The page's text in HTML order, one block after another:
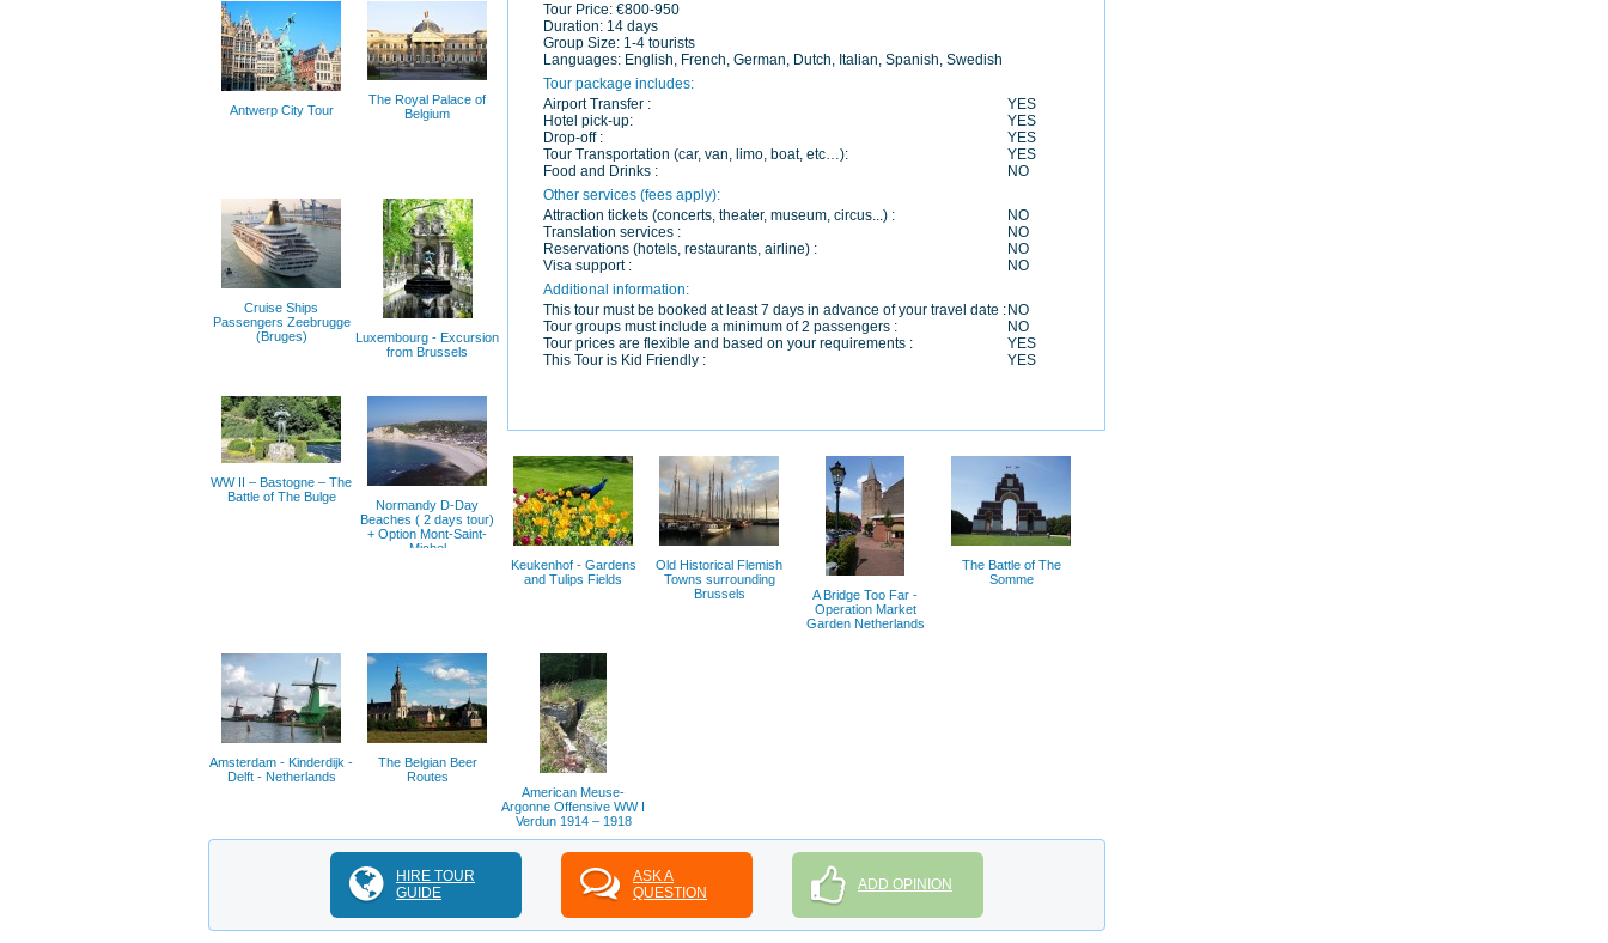
Tour Price: €800-950
Duration: 14 days
Group Size: 1-4 tourists
Languages: English, French, German, Dutch, Italian, Spanish, Swedish
Tour package includes:
Airport Transfer :
YES
Hotel pick-up:
YES
Drop-off :
YES
Tour Transportation (car, van, limo, boat, etc…):
YES
Food and Drinks :
NO
Other services (fees apply):
Attraction tickets (concerts, theater, museum, circus...) :
NO
Translation services :
NO
Reservations (hotels, restaurants, airline) :
NO
Visa support :
NO
Additional information:
This tour must be booked at least 7 days in advance of your travel date : NO
Tour groups must include a minimum of 2 passengers :
NO
Tour prices are flexible and based on your requirements :
YES
This Tour is Kid Friendly :
YES
Antwerp City Tour
The Royal Palace of
Belgium
Cruise Ships
Passengers Zeebrugge
(Bruges)
Luxembourg - Excursion
from Brussels
WW II – Bastogne – The
Battle of The Bulge
Normandy D-Day
Beaches ( 2 days tour)
+ Option Mont-Saint-
Michel
Keukenhof - Gardens
and Tulips Fields
Old Historical Flemish
Towns surrounding
Brussels
A Bridge Too Far -
Operation Market
Garden Netherlands
The Battle of The
Somme
Amsterdam - Kinderdijk -
Delft - Netherlands
The Belgian Beer
Routes
American Meuse-
Argonne Offensive WW I
Verdun 1914 – 1918
HIRE TOUR
GUIDE
ASK A
QUESTION
ADD OPINION